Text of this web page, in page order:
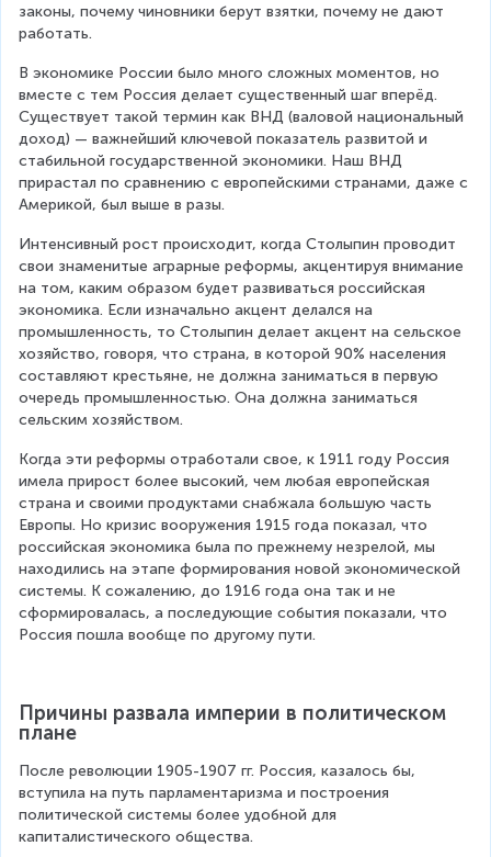
законы, почему чиновники берут взятки, почему не дают
работать.
В экономике России было много сложных моментов, но
вместе с тем Россия делает существенный шаг вперёд.
Существует такой термин как ВНД (валовой национальный
доход) — важнейший ключевой показатель развитой и
стабильной государственной экономики. Наш ВНД
прирастал по сравнению с европейскими странами, даже с
Америкой, был выше в разы.
Интенсивный рост происходит, когда Столыпин проводит
свои знаменитые аграрные реформы, акцентируя внимание
на том, каким образом будет развиваться российская
экономика. Если изначально акцент делался на
промышленность, то Столыпин делает акцент на сельское
хозяйство, говоря, что страна, в которой 90% населения
составляют крестьяне, не должна заниматься в первую
очередь промышленностью. Она должна заниматься
сельским хозяйством.
Когда эти реформы отработали свое, к 1911 году Россия
имела прирост более высокий, чем любая европейская
страна и своими продуктами снабжала большую часть
Европы. Но кризис вооружения 1915 года показал, что
российская экономика была по прежнему незрелой, мы
находились на этапе формирования новой экономической
системы. К сожалению, до 1916 года она так и не
сформировалась, а последующие события показали, что
Россия пошла вообще по другому пути.
Причины развала империи в политическом
плане
После революции 1905-1907 гг. Россия, казалось бы,
вступила на путь парламентаризма и построения
политической системы более удобной для
капиталистического общества.